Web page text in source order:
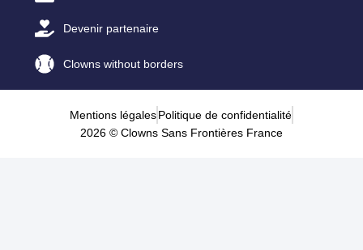
Devenir partenaire
Clowns without borders
Mentions légalesPolitique de confidentialité
2026 © Clowns Sans Frontières France